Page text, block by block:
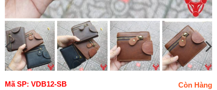
Mã SP: VDB12-SB Còn Hàng